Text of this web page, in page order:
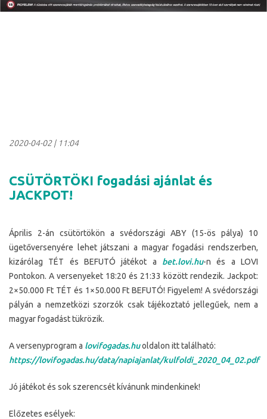
2020-04-02| 11:04
CSÜTÖRTÖKI fogadási ajánlat és
JACKPOT!
Április 2-án csütörtökön a svédországi ABY (15-ös pálya) 10
ügetőversenyére lehet játszani a magyar fogadási rendszerben,
kizárólag TÉT és BEFUTÓ játékot a bet.lovi.hu-n és a LOVI
Pontokon. A versenyeket 18:20 és 21:33 között rendezik. Jackpot:
2×50.000 Ft TÉT és 1×50.000 Ft BEFUTÓ! Figyelem! A svédországi
pályán a nemzetközi szorzók csak tájékoztató jellegűek, nem a
magyar fogadást tükrözik.
A versenyprogram a lovifogadas.huoldalon itt található:
https://lovifogadas.hu/data/napiajanlat/kulfoldi_2020_04_02.pdf
Jó játékot és sok szerencsét kívánunk mindenkinek!
Előzetes esélyek: